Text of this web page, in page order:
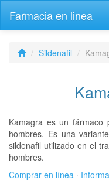
Farmacia en linea
Sildenafil
Kamagra es un
hombres. Es una
sildenafil utilizado en el
hombres.
Comprar en línea ·